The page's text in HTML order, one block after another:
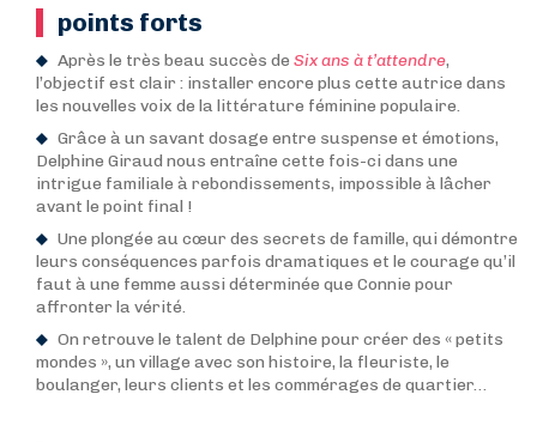
points forts
Après le très beau succès de Six ans à t’attendre,
l’objectif est clair : installer encore plus cette autrice dans
les nouvelles voix de la littérature féminine populaire.
Grâce à un savant dosage entre suspense et émotions,
Delphine Giraud nous entraîne cette fois-ci dans une
intrigue familiale à rebondissements, impossible à lâcher
avant le point final !
Une plongée au cœur des secrets de famille, qui démontre
leurs conséquences parfois dramatiques et le courage qu’il
faut à une femme aussi déterminée que Connie pour
affronter la vérité.
On retrouve le talent de Delphine pour créer des « petits
mondes », un village avec son histoire, la fleuriste, le
boulanger, leurs clients et les commérages de quartier…